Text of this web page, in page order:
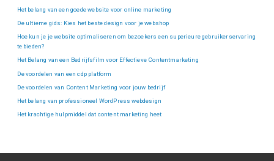
Het belang van een goede website voor online marketing
De ultieme gids: Kies het beste design voor je webshop
Hoe kun je je website optimaliseren om bezoekers een superieure gebruikerservaring
te bieden?
Het Belang van een Bedrijfsfilm voor Effectieve Contentmarketing
De voordelen van een cdp platform
De voordelen van Content Marketing voor jouw bedrijf
Het belang van professioneel WordPress webdesign
Het krachtige hulpmiddel dat content marketing heet